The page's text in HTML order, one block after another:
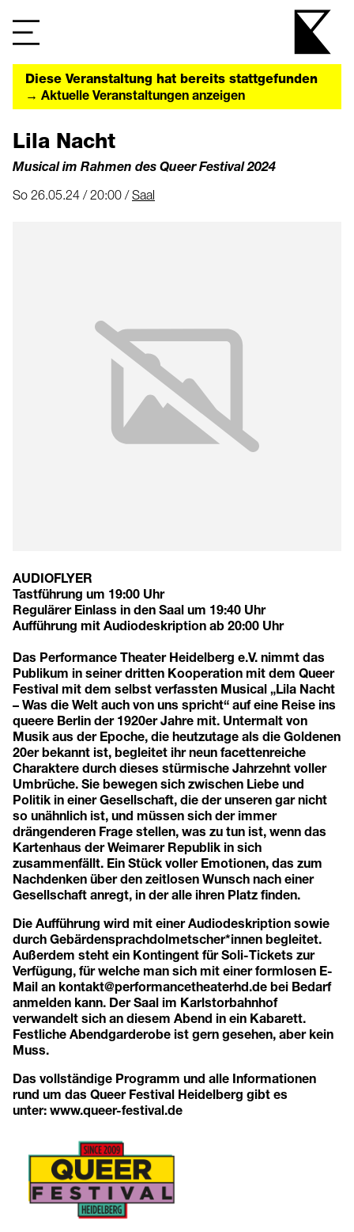
Diese Veranstaltung hat bereits stattgefunden
→ Aktuelle Veranstaltungen anzeigen
Lila Nacht
Musical im Rahmen des Queer Festival 2024
So 26.05.24 / 20:00 /Saal
AUDIOFLYER
Tastführung um 19:00 Uhr
Regulärer Einlass in den Saal um 19:40 Uhr
Aufführung mit Audiodeskription ab 20:00 Uhr
Das Performance Theater Heidelberg e.V. nimmt das
Publikum in seiner dritten Kooperation mit dem Queer
Festival mit dem selbst verfassten Musical „Lila Nacht
– Was die Welt auch von uns spricht“ auf eine Reise ins
queere Berlin der 1920er Jahre mit. Untermalt von
Musik aus der Epoche, die heutzutage als die Goldenen
20er bekannt ist, begleitet ihr neun facettenreiche
Charaktere durch dieses stürmische Jahrzehnt voller
Umbrüche. Sie bewegen sich zwischen Liebe und
Politik in einer Gesellschaft, die der unseren gar nicht
so unähnlich ist, und müssen sich der immer
drängenderen Frage stellen, was zu tun ist, wenn das
Kartenhaus der Weimarer Republik in sich
zusammenfällt. Ein Stück voller Emotionen, das zum
Nachdenken über den zeitlosen Wunsch nach einer
Gesellschaft anregt, in der alle ihren Platz finden.
Die Aufführung wird mit einer Audiodeskription sowie
durch Gebärdensprachdolmetscher*innen begleitet.
Außerdem steht ein Kontingent für Soli-Tickets zur
Verfügung, für welche man sich mit einer formlosen E-
Mail an kontakt@performancetheaterhd.de bei Bedarf
anmelden kann. Der Saal im Karlstorbahnhof
verwandelt sich an diesem Abend in ein Kabarett.
Festliche Abendgarderobe ist gern gesehen, aber kein
Muss.
Das vollständige Programm und alle Informationen
rund um das Queer Festival Heidelberg gibt es
unter: www.queer-festival.de